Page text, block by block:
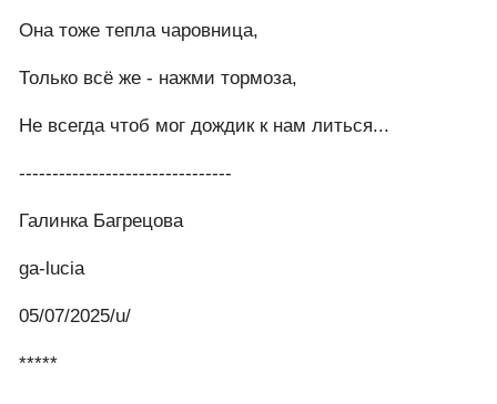
Она тоже тепла чаровница,
Только всё же - нажми тормоза,
Не всегда чтоб мог дождик к нам литься...
--------------------------------
Галинка Багрецова
ga-lucia
05/07/2025/u/
*****